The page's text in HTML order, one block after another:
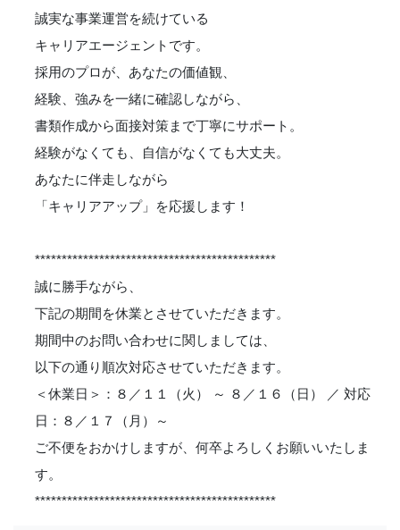
誠実な事業運営を続けている
キャリアエージェントです。
採用のプロが、あなたの価値観、
経験、強みを一緒に確認しながら、
書類作成から面接対策まで丁寧にサポート。
経験がなくても、自信がなくても大丈夫。
あなたに伴走しながら
「キャリアアップ」を応援します！
*********************************************
誠に勝手ながら、
下記の期間を休業とさせていただきます。
期間中のお問い合わせに関しましては、
以下の通り順次対応させていただきます。
＜休業日＞：８／１１（火） ～ ８／１６（日） ／ 対応
日：８／１７（月）～
ご不便をおかけしますが、何卒よろしくお願いいたしま
す。
*********************************************